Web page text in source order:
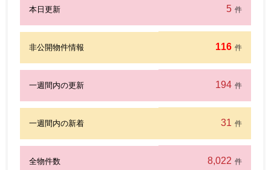
本日更新 5 件
非公開物件情報 116 件
一週間内の更新 194 件
一週間内の新着 31 件
全物件数 8,022 件